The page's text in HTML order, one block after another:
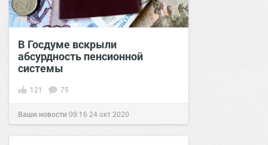
В Госдуме вскрыли
абсурдность пенсионной
системы
121 75
Ваши новости 09:16 24 окт 2020